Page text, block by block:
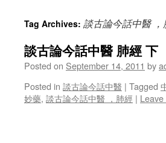
Tag Archives: 談古論今話中醫 ，
談古論今話中醫 肺經 下
Posted on September 14, 2011 by
Posted in 談古論今話中醫 | Tagged
妙藥, 談古論今話中醫 ，肺經 |